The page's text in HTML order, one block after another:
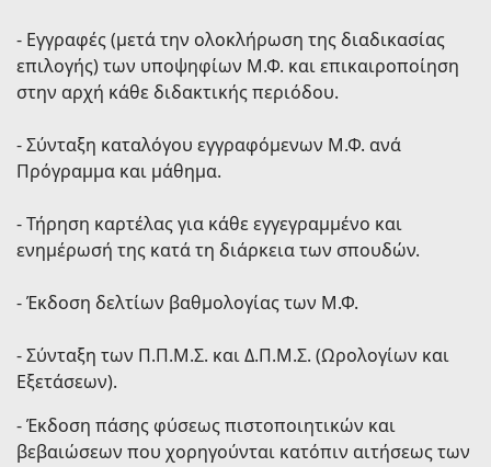
- Εγγραφές (μετά την ολοκλήρωση της διαδικασίας
επιλογής) των υποψηφίων Μ.Φ. και επικαιροποίηση
στην αρχή κάθε διδακτικής περιόδου.
- Σύνταξη καταλόγου εγγραφόμενων Μ.Φ. ανά
Πρόγραμμα και μάθημα.
- Τήρηση καρτέλας για κάθε εγγεγραμμένο και
ενημέρωσή της κατά τη διάρκεια των σπουδών.
- Έκδοση δελτίων βαθμολογίας των Μ.Φ.
- Σύνταξη των Π.Π.Μ.Σ. και Δ.Π.Μ.Σ. (Ωρολογίων και
Εξετάσεων).
- Έκδοση πάσης φύσεως πιστοποιητικών και
βεβαιώσεων που χορηγούνται κατόπιν αιτήσεως των